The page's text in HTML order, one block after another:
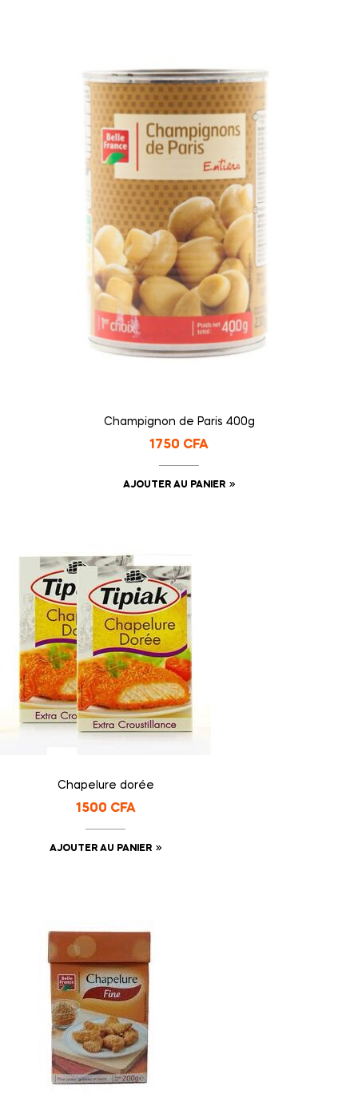
Champignon de Paris 400g
1750 CFA
AJOUTER AU PANIER
Chapelure dorée
1500 CFA
AJOUTER AU PANIER